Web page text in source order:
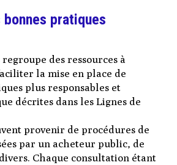
pratiques
des ressources à
la mise en place de
plus responsables et
décrites dans les Lignes de
provenir de procédures de
par un acheteur public, de
Chaque consultation étant